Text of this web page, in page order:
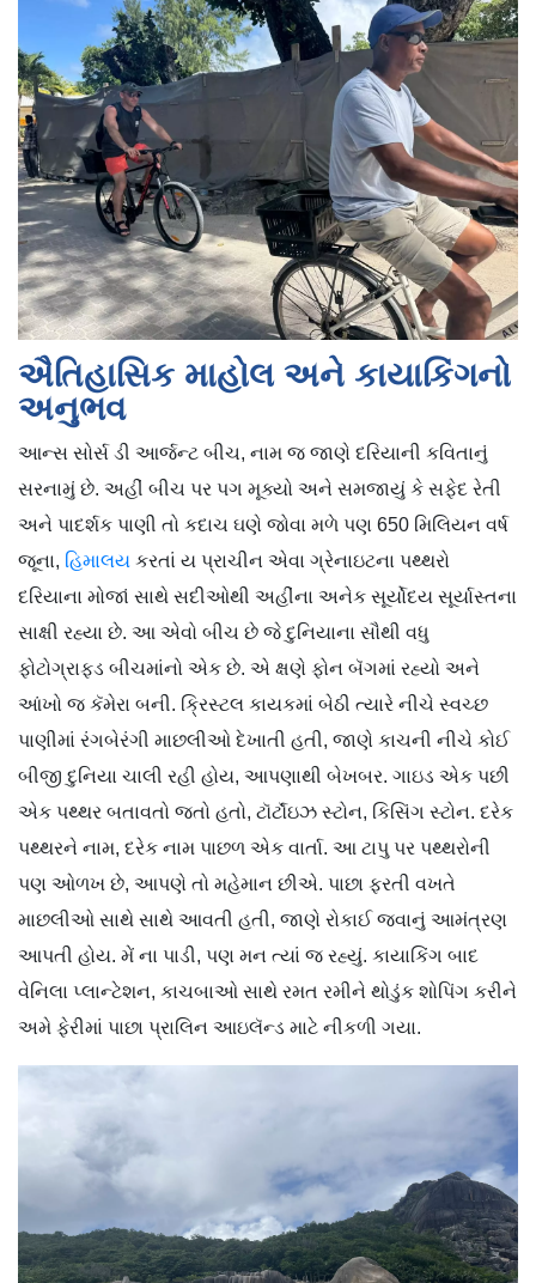
ઐતિહાસિક માહોલ અને કાયાકિંગનો
અનુભવ
આન્સ સોર્સ ડી આર્જન્ટ બીચ, નામ જ જાણે દરિયાની કવિતાનું
સરનામું છે. અહીં બીચ પર પગ મૂક્યો અને સમજાયું કે સફેદ રેતી
અને પાદર્શક પાણી તો કદાચ ઘણે જોવા મળે પણ 650 મિલિયન વર્ષ
જૂના, હિમાલય કરતાં ય પ્રાચીન એવા ગ્રેનાઇટના પથ્થરો
દરિયાના મોજાં સાથે સદીઓથી અહીંના અનેક સૂર્યોદય સૂર્યાસ્તના
સાક્ષી રહ્યા છે. આ એવો બીચ છે જે દુનિયાના સૌથી વધુ
ફોટોગ્રાફ્ડ બીચમાંનો એક છે. એ ક્ષણે ફોન બૅગમાં રહ્યો અને
આંખો જ કૅમેરા બની. ક્રિસ્ટલ કાયકમાં બેઠી ત્યારે નીચે સ્વચ્છ
પાણીમાં રંગબેરંગી માછલીઓ દેખાતી હતી, જાણે કાચની નીચે કોઈ
બીજી દુનિયા ચાલી રહી હોય, આપણાથી બેખબર. ગાઇડ એક પછી
એક પથ્થર બતાવતો જતો હતો, ટૉર્ટૉઇઝ સ્ટોન, કિસિંગ સ્ટોન. દરેક
પથ્થરને નામ, દરેક નામ પાછળ એક વાર્તા. આ ટાપુ પર પથ્થરોની
પણ ઓળખ છે, આપણે તો મહેમાન છીએ. પાછા ફરતી વખતે
માછલીઓ સાથે સાથે આવતી હતી, જાણે રોકાઈ જવાનું આમંત્રણ
આપતી હોય. મેં ના પાડી, પણ મન ત્યાં જ રહ્યું. કાયાકિંગ બાદ
વેનિલા પ્લાન્ટેશન, કાચબાઓ સાથે રમત રમીને થોડુંક શોપિંગ કરીને
અમે ફેરીમાં પાછા પ્રાલિન આઇલૅન્ડ માટે નીકળી ગયા.